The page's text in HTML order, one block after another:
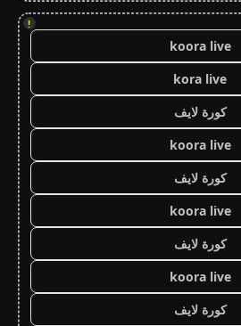
!
koora live
kora live
كورة لايف
koora live
كورة لايف
koora live
كورة لايف
koora live
كورة لايف